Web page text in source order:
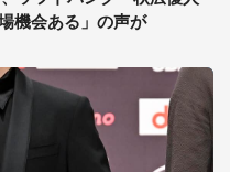
機会ある」の声が